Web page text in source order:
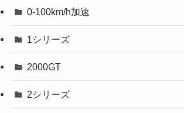
0-100km/h加速
1シリーズ
2000GT
2シリーズ